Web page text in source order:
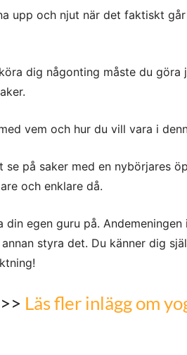
upp och njut när det faktiskt
dig någonting måste du
vem och hur du vill vara i
se på saker med en nybörjares
och enklare då.
egen guru på.
styra det. Du känner dig
Läs fler inlägg om